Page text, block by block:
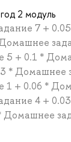
2 модуль
7 +
5 + 0.1 *
* Домашнее
1 + 0.06 *
4 +
Домашнее